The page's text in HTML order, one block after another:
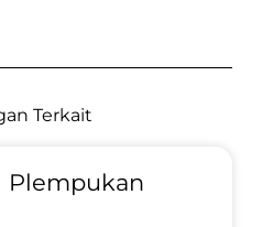
Terkait
Plempukan